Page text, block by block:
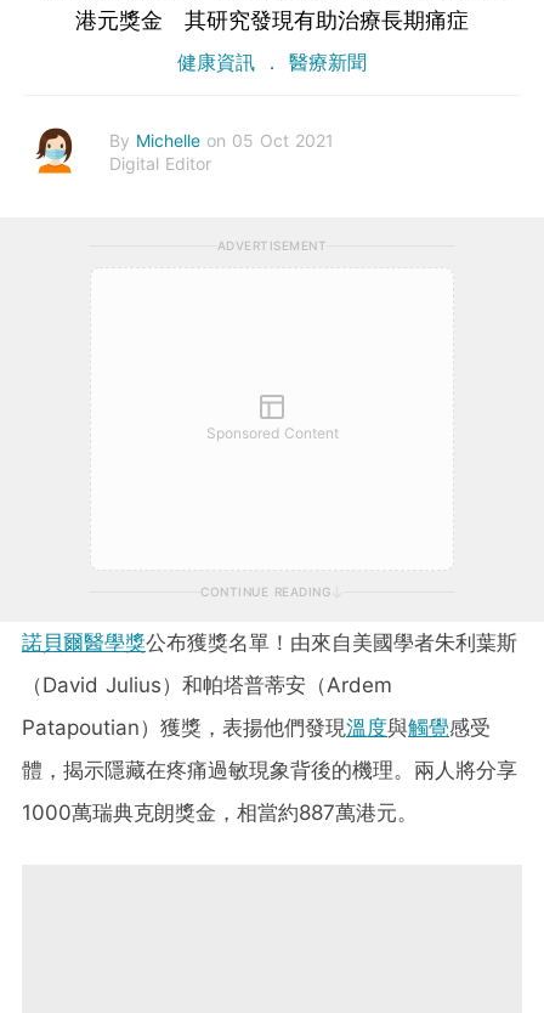
港元獎金 其研究發現有助治療長期痛症
健康資訊 醫療新聞
By Michelle on 05 Oct 2021
Digital Editor
ADVERTISEMENT
Sponsored Content
CONTINUE READING
諾貝爾醫學獎公布獲獎名單！由來自美國學者朱利葉斯
（David Julius）和帕塔普蒂安（Ardem
Patapoutian）獲獎，表揚他們發現溫度與觸覺感受
體，揭示隱藏在疼痛過敏現象背後的機理。兩人將分享
1000萬瑞典克朗獎金，相當約887萬港元。